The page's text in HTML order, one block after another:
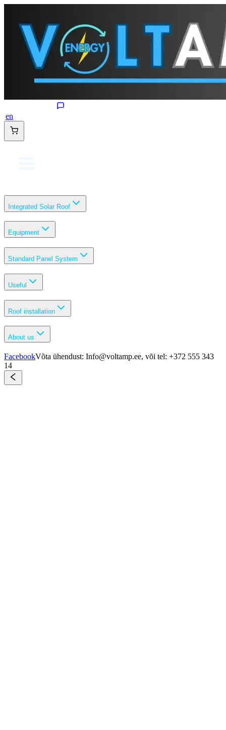
en
Integrated Solar Roof
Equipment
Standard Panel System
Useful
Roof installation
About us
FacebookVõta ühendust: Info@voltamp.ee, või tel: +372 555 343
14